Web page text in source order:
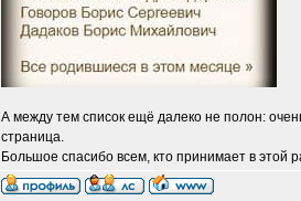
А между тем список ещё далеко не полон:
страница.
Большое спасибо всем, кто принимает в этой